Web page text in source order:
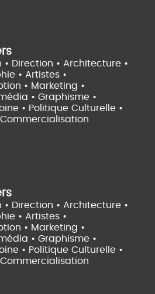
Direction • Architecture •
• Artistes •
• Marketing •
• Graphisme •
• Politique Culturelle •
Commercialisation
Direction • Architecture •
• Artistes •
• Marketing •
• Graphisme •
• Politique Culturelle •
Commercialisation